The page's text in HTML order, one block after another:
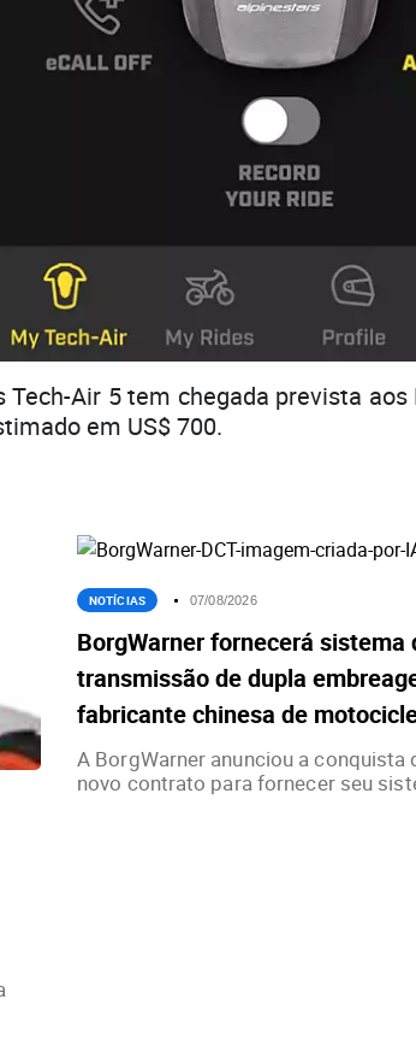
Tech-Air 5 tem chegada prevista
em US$ 700.
NOTÍCIAS 07/08/2026
BorgWarner fornecerá sistema
transmissão de dupla
fabricante chinesa de
A BorgWarner anunciou a conquista
novo contrato para fornecer seu